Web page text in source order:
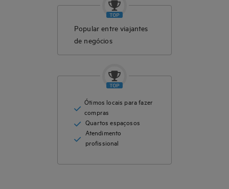
Popular entre viajantes
de negócios
Ótimos locais para fazer
compras
Quartos espaçosos
Atendimento
profissional